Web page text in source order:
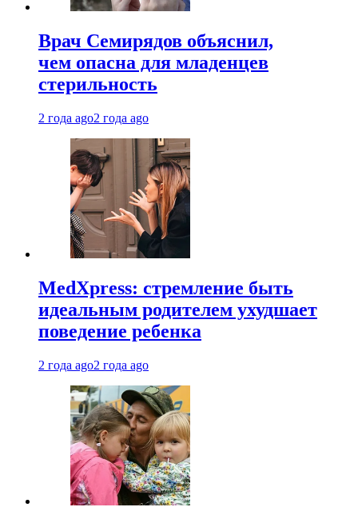
Врач Семирядов объяснил,
чем опасна для младенцев
стерильность
2 года ago2 года ago
MedXpress: стремление быть
идеальным родителем ухудшает
поведение ребенка
2 года ago2 года ago